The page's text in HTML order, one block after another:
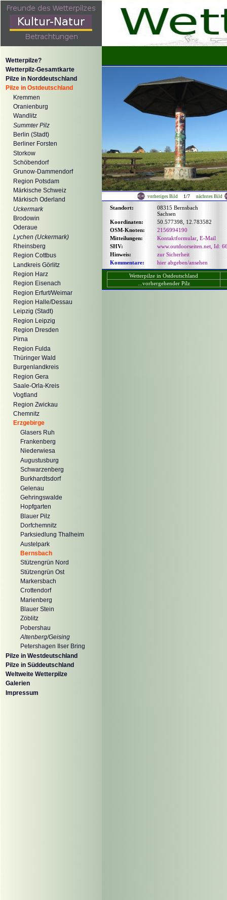
Wetterpilze?
Wetterpilz-Gesamtkarte
Pilze in Norddeutschland
Pilze in Ostdeutschland
Kremmen
Oranienburg
Wandlitz
Summter Pilz
Berlin (Stadt)
Berliner Forsten
Storkow
Schöbendorf
Grunow-Dammendorf
Region Potsdam
Märkische Schweiz
Märkisch Oderland
Uckermark
Brodowin
Oderaue
Lychen (Uckermark)
Rheinsberg
Region Cottbus
Landkreis Görlitz
Region Harz
Region Eisenach
Region Erfurt/Weimar
Region Halle/Dessau
Leipzig (Stadt)
Region Leipzig
Region Dresden
Pirna
Region Fulda
Thüringer Wald
Burgenlandkreis
Region Gera
Saale-Orla-Kreis
Vogtland
Region Zwickau
Chemnitz
Erzgebirge
Glasers Ruh
Frankenberg
Niederwiesa
Augustusburg
Schwarzenberg
Burkhardtsdorf
Gelenau
Gehringswalde
Hopfgarten
Blauer Pilz
Dorfchemnitz
Parksiedlung Thalheim
Austelpark
Bernsbach
Stützengrün Nord
Stützengrün Ost
Markersbach
Crottendorf
Marienberg
Blauer Stein
Zöblitz
Pobershau
Altenberg/Geising
Petershagen Ilser Bring
Pilze in Westdeutschland
Pilze in Süddeutschland
Weltweite Wetterpilze
Galerien
Impressum
vorheriges Bild 1/7 nächstes Bild
Standort:
08315 Bernsbach
Sachsen
Koordinaten:
50.577398, 12.783582
OSM-Knoten:
2156994190
Mitteilungen:
Kontaktformular E-Mail
SHV:
www.outdoorseiten.net, Id:
Hinweis:
zur Sicherheit
Kommentare:
hier abgeben/ansehen
Wetterpilze in Ostdeutschland
...vorhergehender Pilz